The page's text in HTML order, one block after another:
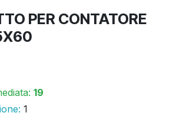
PER CONTATORE
19
1